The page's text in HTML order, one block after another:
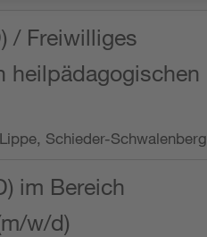
/ Freiwilliges
heilpädagogischen
Schieder-Schwalenberg
im Bereich
w/d)